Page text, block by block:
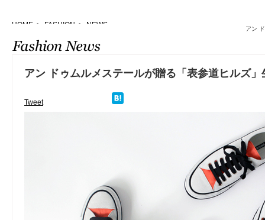
アン
HOME > FASHION > NEWS
アン ドゥムルメステールが贈る「表参道ヒルズ
Tweet